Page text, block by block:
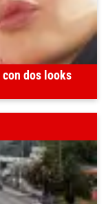
dos looks